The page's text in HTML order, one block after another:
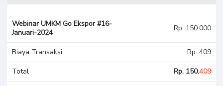
Webinar UMKM Go Ekspor #16-
Januari-2024
Rp. 150.000
Biaya Transaksi Rp. 409
Total Rp. 150.409